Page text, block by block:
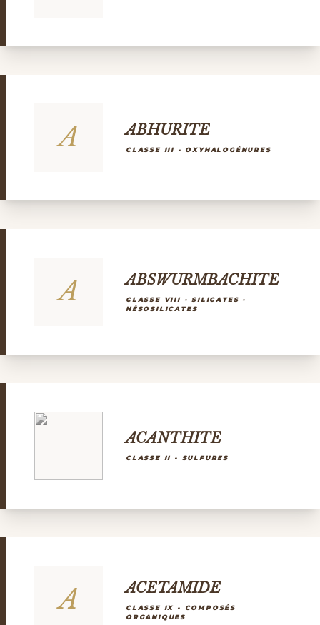
A ABHURITE
CLASSE III - OXYHALOGÉNURES
A ABSWURMBACHITE
CLASSE VIII - SILICATES -
NÉSOSILICATES
ACANTHITE
CLASSE II - SULFURES
A ACETAMIDE
CLASSE IX - COMPOSÉS
ORGANIQUES